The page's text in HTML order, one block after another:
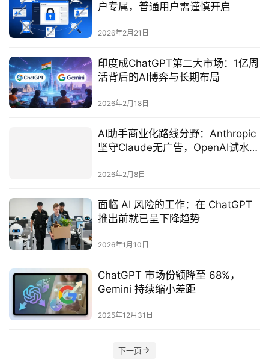
户专属，普通用户需谨慎开启
2026年2月21日
印度成ChatGPT第二大市场：1亿周
活背后的AI博弈与长期布局
2026年2月18日
AI助手商业化路线分野：Anthropic
坚守Claude无广告，OpenAI试水
2026年2月8日
面临 AI 风险的工作：在 ChatGPT
推出前就已呈下降趋势
2026年1月10日
ChatGPT 市场份额降至 68%，
Gemini 持续缩小差距
2025年12月31日
下一页